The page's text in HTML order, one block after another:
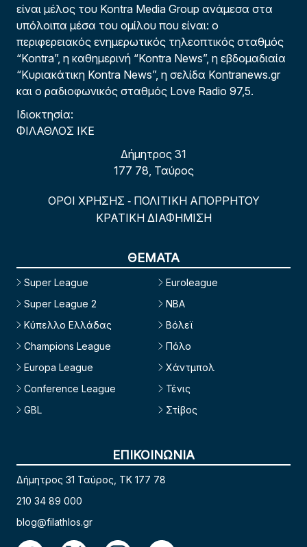
είναι μέλος του Kontra Media Group ανάμεσα στα
υπόλοιπα μέσα του ομίλου που είναι: ο
περιφερειακός ενημερωτικός τηλεοπτικός σταθμός
“Kontra”, η καθημερινή “Kontra News”, η εβδομαδιαία
“Κυριακάτικη Kontra News”, η σελίδα Kontranews.gr
και ο ραδιοφωνικός σταθμός Love Radio 97,5.
Ιδιοκτησία:
ΦΙΛΑΘΛΟΣ ΙΚΕ
Δήμητρος 31
177 78, Ταύρος
ΟΡΟΙ ΧΡΗΣΗΣ - ΠΟΛΙΤΙΚΗ ΑΠΟΡΡΗΤΟΥ
ΚΡΑΤΙΚΗ ΔΙΑΦΗΜΙΣΗ
ΘΕΜΑΤΑ
Super League
Super League 2
Κύπελλο Ελλάδας
Champions League
Europa League
Conference League
GBL
Euroleague
NBA
Βόλεϊ
Πόλο
Χάντμπολ
Τένις
Στίβος
ΕΠΙΚΟΙΝΩΝΙΑ
Δήμητρος 31 Ταύρος, TK 177 78
210 34 89 000
blog@filathlos.gr